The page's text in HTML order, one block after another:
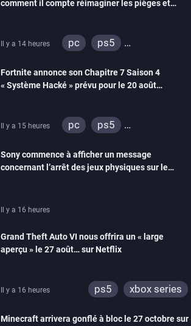
comment il compte réimaginer les pièges et
Il y a 14 heures pc
ps5
Fortnite annonce son Chapitre 7 Saison 4
« Système Hacké » prévu pour le 20 août
Il y a 15 heures pc
ps5
ios
android
xbox one
switch 2
Sony commence à afficher un message
concernant l’arrêt des jeux physiques sur le
Il y a 16 heures
Grand Theft Auto VI nous offrira un « large
aperçu » le 27 août… sur Netflix
Il y a 16 heures ps5 xbox series
Minecraft arrivera gonflé à bloc le 27 octobre sur